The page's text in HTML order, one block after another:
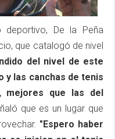
deportivo, De la Peña
que catalogó de nivel
del nivel de este
y las canchas de tenis
mejores que las del
que es un lugar que
"Espero haber